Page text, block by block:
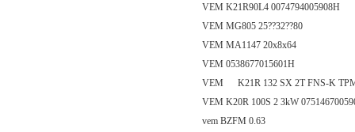
VEM K21R90L4 0074794005908H
VEM MG805 25??32??80
VEM MA1147 20x8x64
VEM 0538677015601H
VEM K21R 132 SX 2T FNS-K
VEM K20R 100S 2 3kW
vem BZFM 0.63